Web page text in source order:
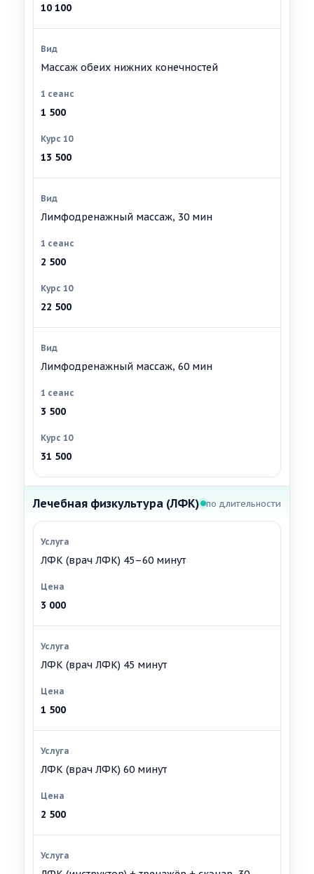
10 100
Массаж обеих нижних конечностей
1 500
13 500
Лимфодренажный массаж, 30 мин
2 500
22 500
Лимфодренажный массаж, 60 мин
3 500
31 500
Лечебная физкультура (ЛФК) по длительности
ЛФК (врач ЛФК) 45–60 минут
3 000
ЛФК (врач ЛФК) 45 минут
1 500
ЛФК (врач ЛФК) 60 минут
2 500